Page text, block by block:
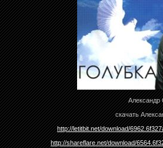
Александр
скачать
http://letitbit.net/download/
http://shareflare.net/download/